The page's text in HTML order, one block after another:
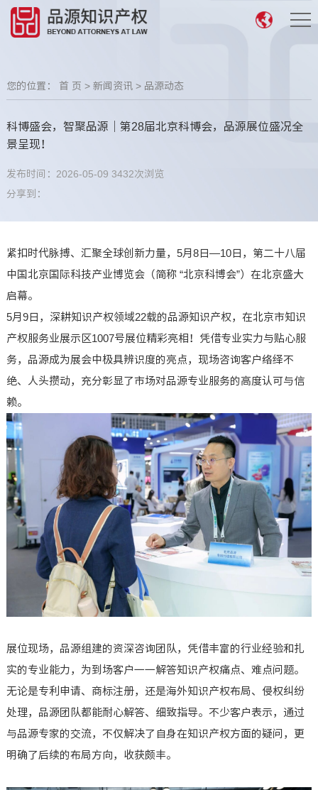
您的位置： 首 页 > 新闻资讯> 品源动态
科博盛会，智聚品源｜第28届北京科博会，品源展位盛况全
景呈现！
发布时间：2026-05-09 3432次浏览
分享到：
紧扣时代脉搏、汇聚全球创新力量，5月8日—10日，第二十八届
中国北京国际科技产业博览会（简称 “北京科博会”）在北京盛大
启幕。
5月9日，深耕知识产权领域22载的品源知识产权，在北京市知识
产权服务业展示区1007号展位精彩亮相！凭借专业实力与贴心服
务，品源成为展会中极具辨识度的亮点，现场咨询客户络绎不
绝、人头攒动，充分彰显了市场对品源专业服务的高度认可与信
赖。
展位现场，品源组建的资深咨询团队，凭借丰富的行业经验和扎
实的专业能力，为到场客户一一解答知识产权痛点、难点问题。
无论是专利申请、商标注册，还是海外知识产权布局、侵权纠纷
处理，品源团队都能耐心解答、细致指导。不少客户表示，通过
与品源专家的交流，不仅解决了自身在知识产权方面的疑问，更
明确了后续的布局方向，收获颇丰。